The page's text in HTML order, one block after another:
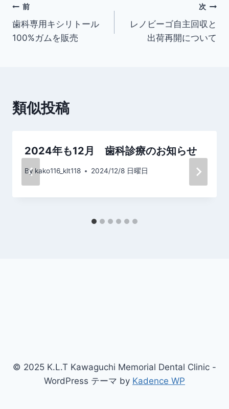
投
稿
ー
ョ
ン
前
歯科専用キシリトール
100%ガムを販売
次
レノビーゴ自主回収と
出荷再開について
類似投稿
2024年も12月 歯科診療のお知らせ
By kako116_klt118 2024/12/8 日曜日
© 2025 K.L.T Kawaguchi Memorial Dental Clinic -
WordPress テーマ by Kadence WP